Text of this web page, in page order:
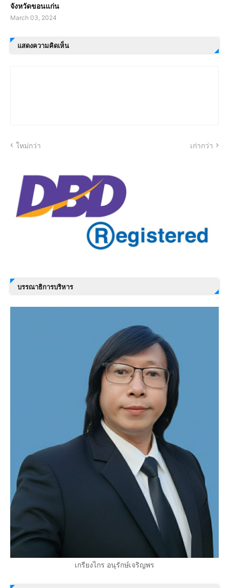
จังหวัดขอนแก่น
March 03, 2024
แสดงความคิดเห็น
ใหม่กว่า เก่ากว่า
บรรณาธิการบริหาร
เกรียงไกร อนุรักษ์เจริญพร